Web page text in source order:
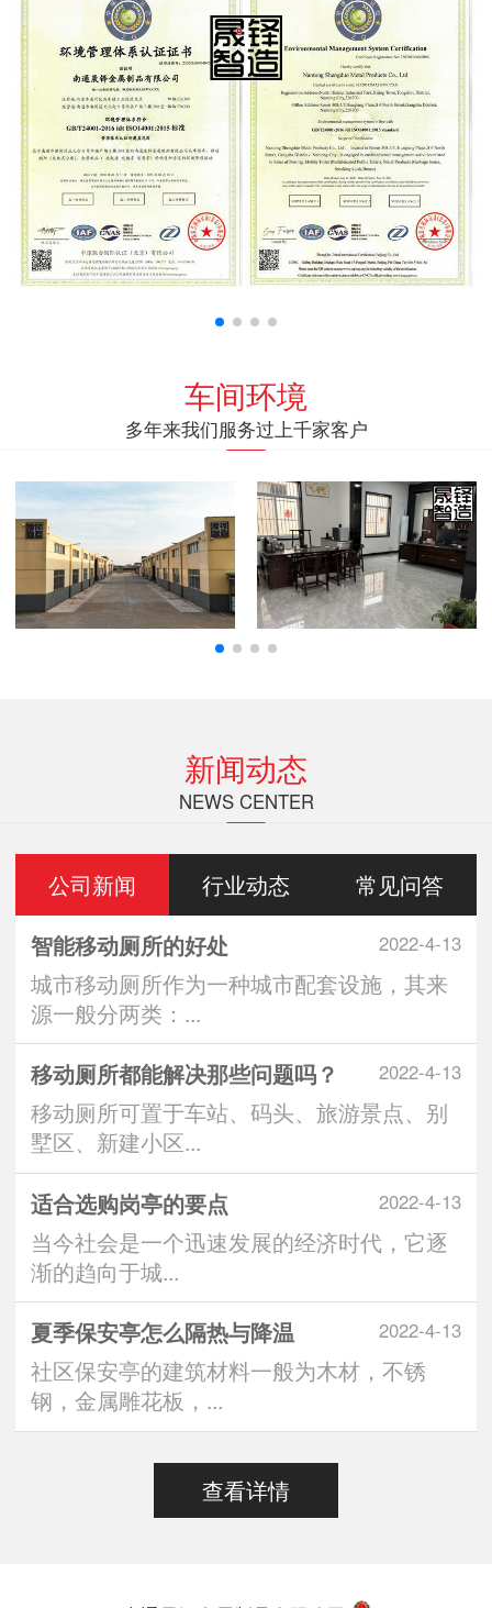
车间环境
多年来我们服务过上千家客户
新闻动态
NEWS CENTER
公司新闻 行业动态 常见问答
2022-4-13
智能移动厕所的好处
城市移动厕所作为一种城市配套设施，其来
源一般分两类：...
2022-4-13
移动厕所都能解决那些问题吗？
移动厕所可置于车站、码头、旅游景点、别
墅区、新建小区...
2022-4-13
适合选购岗亭的要点
当今社会是一个迅速发展的经济时代，它逐
渐的趋向于城...
2022-4-13
夏季保安亭怎么隔热与降温
社区保安亭的建筑材料一般为木材，不锈
钢，金属雕花板，...
查看详情